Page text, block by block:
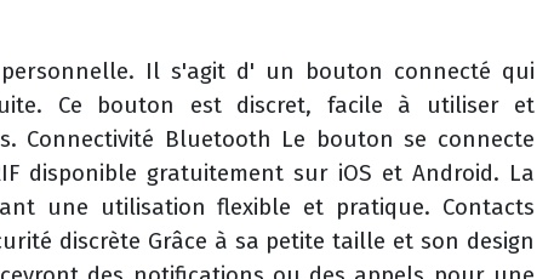
Il s'agit d' un bouton connecté qui
Ce bouton est discret, facile à utiliser et
Connectivité Bluetooth Le bouton se connecte
disponible gratuitement sur iOS et Android. La
une utilisation flexible et pratique. Contacts
discrète Grâce à sa petite taille et son design